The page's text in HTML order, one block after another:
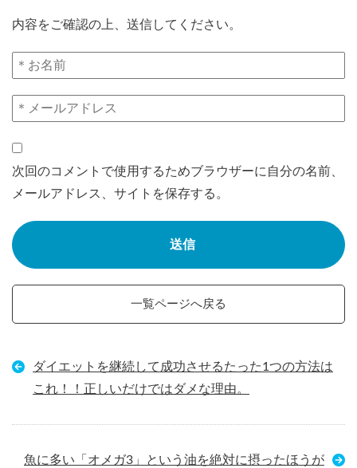
内容をご確認の上、送信してください。
次回のコメントで使用するためブラウザーに自分の名前、
メールアドレス、サイトを保存する。
一覧ページへ戻る
ダイエットを継続して成功させるたった1つの方法は
これ！！正しいだけではダメな理由。
魚に多い「オメガ3」という油を絶対に摂ったほうが